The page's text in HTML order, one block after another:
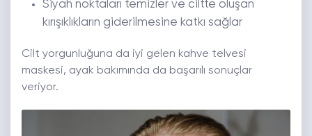
Siyah noktaları temizler ve ciltte oluşan
kırışıklıkların giderilmesine katkı sağlar
Cilt yorgunluğuna da iyi gelen kahve telvesi
maskesi, ayak bakımında da başarılı sonuçlar
veriyor.